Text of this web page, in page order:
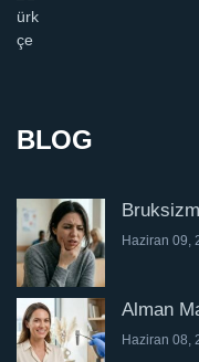
BLOG
Bruksizm
Haziran 09,
Alman
Haziran 08,